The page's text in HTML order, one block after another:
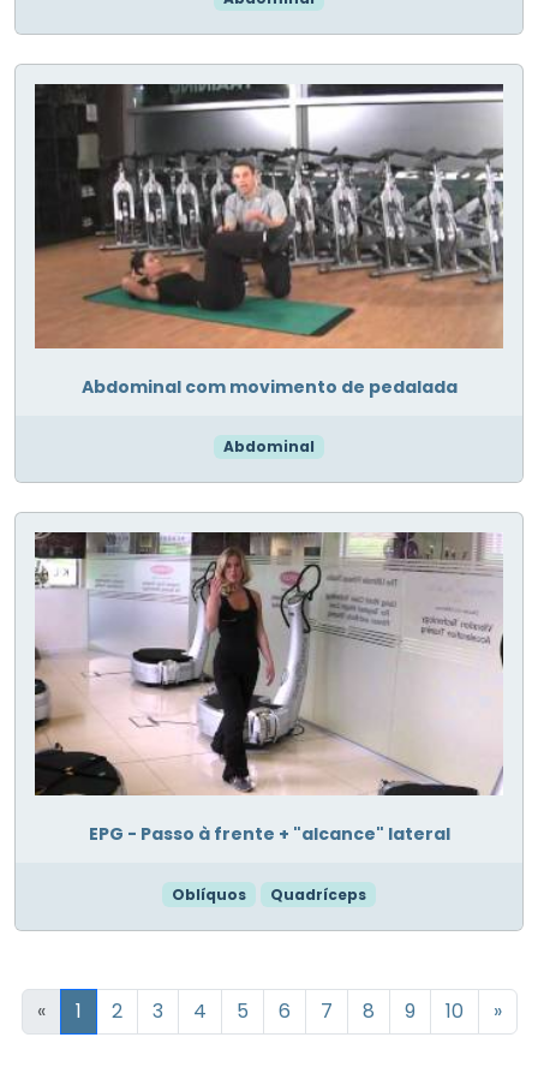
Abdominal com movimento de pedalada
Abdominal
EPG - Passo à frente + "alcance" lateral
Oblíquos Quadríceps
« 1 2 3 4 5 6 7 8 9 10 »